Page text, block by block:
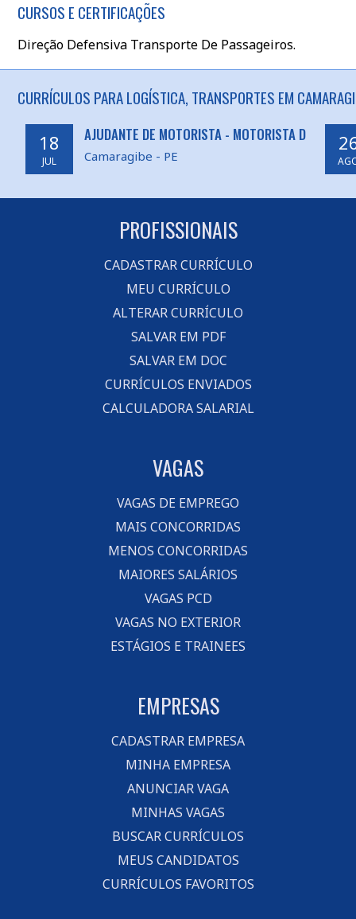
CURSOS E CERTIFICAÇÕES
Direção Defensiva Transporte De Passageiros.
CURRÍCULOS PARA LOGÍSTICA, TRANSPORTES EM
18
JUL
AJUDANTE DE MOTORISTA - MOTORISTA D
Camaragibe - PE
PROFISSIONAIS
CADASTRAR CURRÍCULO
MEU CURRÍCULO
ALTERAR CURRÍCULO
SALVAR EM PDF
SALVAR EM DOC
CURRÍCULOS ENVIADOS
CALCULADORA SALARIAL
VAGAS
VAGAS DE EMPREGO
MAIS CONCORRIDAS
MENOS CONCORRIDAS
MAIORES SALÁRIOS
VAGAS PCD
VAGAS NO EXTERIOR
ESTÁGIOS E TRAINEES
EMPRESAS
CADASTRAR EMPRESA
MINHA EMPRESA
ANUNCIAR VAGA
MINHAS VAGAS
BUSCAR CURRÍCULOS
MEUS CANDIDATOS
CURRÍCULOS FAVORITOS